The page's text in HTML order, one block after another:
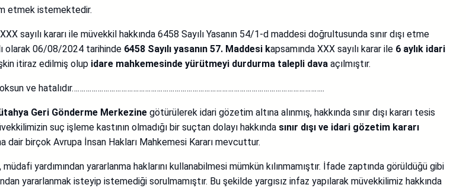
etmek istemektedir.
kararı ile müvekkil hakkında 6458 Sayılı Yasanın 54/1-d maddesi doğrultusunda sınır dışı etme
olarak 06/08/2024 tarihinde 6458 Sayılı yasanın 57. Maddesi kapsamında XXX sayılı karar ile 6 aylık idari
itiraz edilmiş olup idare mahkemesinde yürütmeyi durdurma talepli dava açılmıştır.
yoksun ve hatalıdır………………………………………………………………………………………………………………..
Geri Gönderme Merkezine götürülerek idari gözetim altına alınmış, hakkında sınır dışı kararı tesis
suç işleme kastının olmadığı bir suçtan dolayı hakkında sınır dışı ve idari gözetim kararı
birçok Avrupa İnsan Hakları Mahkemesi Kararı mevcuttur.
yardımından yararlanma haklarını kullanabilmesi mümkün kılınmamıştır. İfade zaptında görüldüğü gibi
yararlanmak isteyip istemediği sorulmamıştır. Bu şekilde yargısız infaz yapılarak müvekkilimiz hakkında